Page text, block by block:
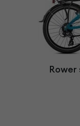
Rower